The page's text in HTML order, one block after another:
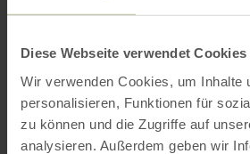
Diese Webseite verwendet Cookies
Wir verwenden Cookies, um Inhalte
personalisieren, Funktionen für
zu können und die Zugriffe auf
analysieren. Außerdem geben wir